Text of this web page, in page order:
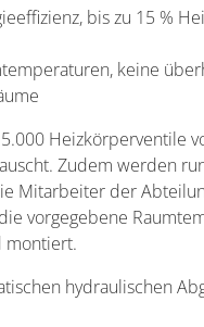
bis zu 15 %
keine
Heizkörperventile
Zudem werden
Mitarbeiter der
vorgegebene
montiert.
hydraulischen